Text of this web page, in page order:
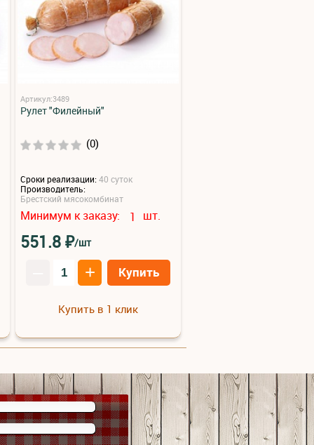
Артикул:3489
Рулет "Филейный"
(0)
Сроки реализации:40 суток
Производитель:
Брестский мясокомбинат
Минимум к заказу: 1 шт.
551.8₽/шт
+ Купить
Купить в 1 клик